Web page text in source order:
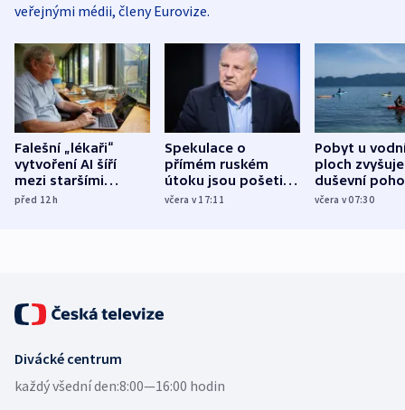
veřejnými médii, členy Eurovize.
Falešní „lékaři“
vytvoření AI šíří
mezi staršími
Poláky nebezpečné
před 12h
Spekulace o
přímém ruském
útoku jsou pošetilé,
míní estonský
včera v 17:11
Pobyt u
ploch zvyšuje
duševní
ukázala
včera v 07:30
Divácké centrum
každý všední den:8:00—16:00 hodin